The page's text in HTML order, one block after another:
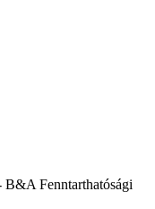
Fenntarthatósági